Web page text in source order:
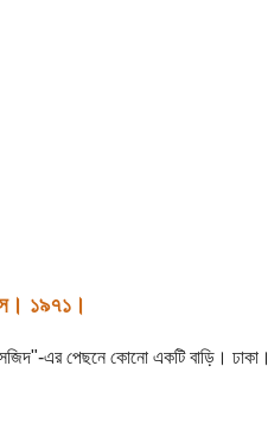
১৯৭১।
এর পেছনে কোনো একটি বাড়ি। ঢাকা।